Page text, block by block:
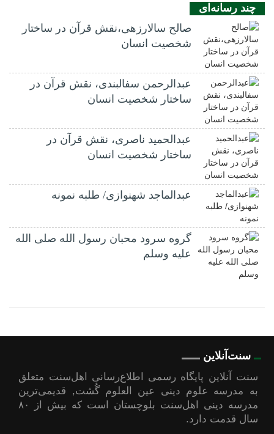
چند رسانه‌ای
صالح سالارزهی،‌نقش قرآن در ساختار
شخصیت انسان
عبدالرحمن سفالبندی، نقش قرآن در
ساختار شخصیت انسان
عبدالحمید ناصری، نقش قرآن در
ساختار شخصیت انسان
عبدالماجد شهنوازی/ طلبه نمونه
گروه سرود محبان رسول الله صلی الله
علیه وسلم
سنت‌آنلاین
سنت آنلاین پایگاه رسمی اطلاع‌رسانی اهل‌سنت متعلق
به مدرسه علوم دینی عین العلوم گُشت, قدیمی‌ترین
مدرسه دینی اهل‌سنت بلوچستان است که بیش از ۸۰
سال قدمت دارد.